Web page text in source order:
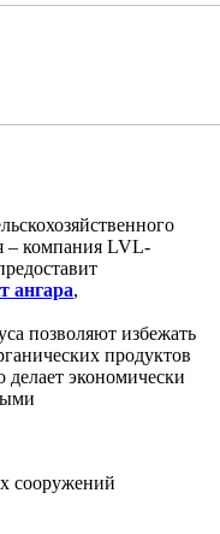
– компания LVL-
ангара,
позволяют избежать
продуктов
экономически
сооружений